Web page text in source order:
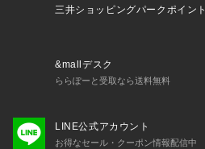
三井ショッピングパークポイント
&mallデスク
ららぽーと受取なら送料無料
LINE公式アカウント
お得なセール・クーポン情報配信中